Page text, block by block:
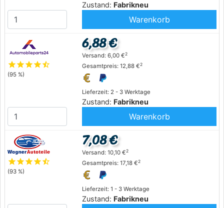
Zustand: Fabrikneu
Warenkorb
starstarstarstarstar_half
(95 %)
Lieferzeit: 2 - 3 Werktage
Zustand: Fabrikneu
6,88 €
Versand: 6,00 €2
Gesamtpreis: 12,88 €2
Warenkorb
starstarstarstarstar_half
(93 %)
Lieferzeit: 1 - 3 Werktage
Zustand: Fabrikneu
7,08 €
Versand: 10,10 €2
Gesamtpreis: 17,18 €2